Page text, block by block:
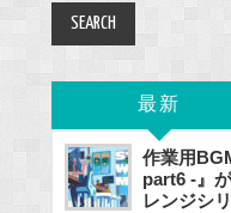
最新
作業用
part6 -』
レンジシ